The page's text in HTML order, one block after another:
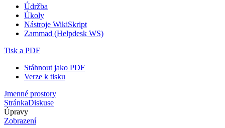
Údržba
Úkoly
Nástroje WikiSkript
Zammad (Helpdesk WS)
Tisk a PDF
Stáhnout jako PDF
Verze k tisku
Jmenné prostory
StránkaDiskuse
Úpravy
Zobrazení